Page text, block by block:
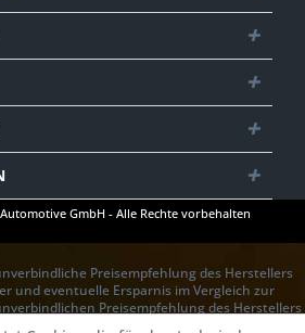
GmbH - Alle Rechte vorbehalten
Preisempfehlung des Herstellers
und eventuelle Ersparnis im Vergleich zur
Preisempfehlung des Herstellers